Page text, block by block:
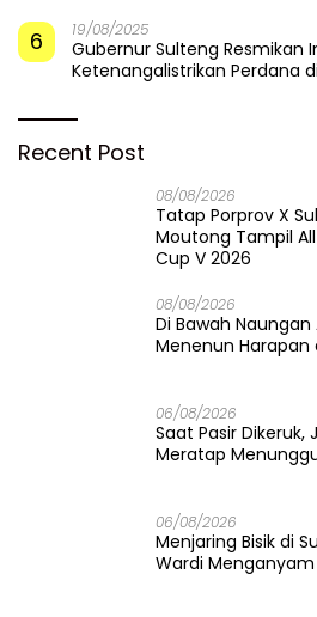
6 19/08/2025
Gubernur Sulteng Resmikan
Ketenangalistrikan Perdana
Recent Post
08/08/2026
Tatap Porprov X
Moutong Tampil
Cup V 2026
08/08/2026
Di Bawah Naungan
Menenun Harapan
06/08/2026
Saat Pasir
Meratap
06/08/2026
Menjaring Bisik di
Wardi